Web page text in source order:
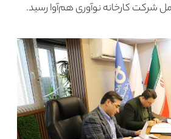
شرکت کارخانه نوآوری هم‌آوا رسید.